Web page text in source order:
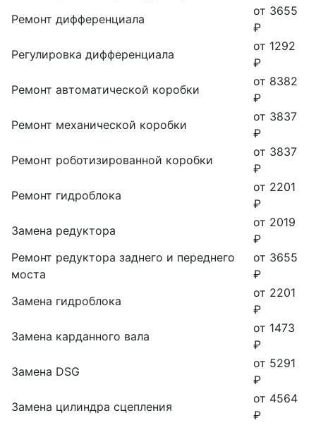
Ремонт дифференциала
от 3655
₽
Регулировка дифференциала
от 1292
₽
Ремонт автоматической коробки
от 8382
₽
Ремонт механической коробки
от 3837
₽
Ремонт роботизированной коробки
от 3837
₽
Ремонт гидроблока
от 2201
₽
Замена редуктора
от 2019
₽
Ремонт редуктора заднего и переднего
моста
от 3655
₽
Замена гидроблока
от 2201
₽
Замена карданного вала
от 1473
₽
Замена DSG
от 5291
₽
Замена цилиндра сцепления
от 4564
₽